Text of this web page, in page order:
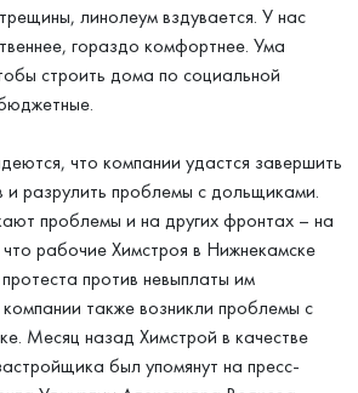
линолеум вздувается. У нас
гораздо комфортнее. Ума
строить дома по социальной
что компании удастся завершить
и разрулить проблемы с дольщиками.
проблемы и на других фронтах – на
что рабочие Химстроя в Нижнекамске
против невыплаты им
также возникли проблемы с
Месяц назад Химстрой в качестве
был упомянут на пресс-